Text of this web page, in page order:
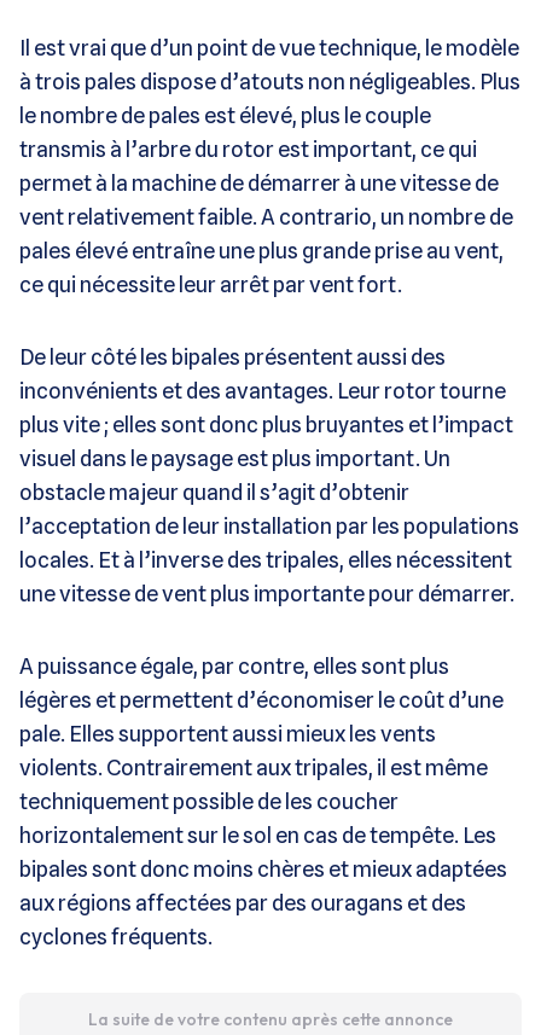
Il est vrai que d’un point de vue technique, le modèle
à trois pales dispose d’atouts non négligeables. Plus
le nombre de pales est élevé, plus le couple
transmis à l’arbre du rotor est important, ce qui
permet à la machine de démarrer à une vitesse de
vent relativement faible. A contrario, un nombre de
pales élevé entraîne une plus grande prise au vent,
ce qui nécessite leur arrêt par vent fort.
De leur côté les bipales présentent aussi des
inconvénients et des avantages. Leur rotor tourne
plus vite ; elles sont donc plus bruyantes et l’impact
visuel dans le paysage est plus important. Un
obstacle majeur quand il s’agit d’obtenir
l’acceptation de leur installation par les populations
locales. Et à l’inverse des tripales, elles nécessitent
une vitesse de vent plus importante pour démarrer.
A puissance égale, par contre, elles sont plus
légères et permettent d’économiser le coût d’une
pale. Elles supportent aussi mieux les vents
violents. Contrairement aux tripales, il est même
techniquement possible de les coucher
horizontalement sur le sol en cas de tempête. Les
bipales sont donc moins chères et mieux adaptées
aux régions affectées par des ouragans et des
cyclones fréquents.
La suite de votre contenu après cette annonce